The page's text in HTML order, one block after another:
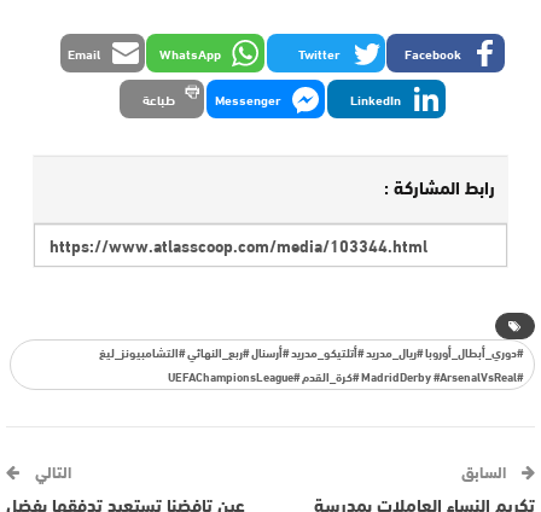
Facebook
Twitter
WhatsApp
Email
LinkedIn
Messenger طباعة
رابط المشاركة :
#دوري_أبطال_أوروبا #ريال_مدريد #أتلتيكو_مدريد #أرسنال #ربع_النهائي #التشامبيونز_ليغ
#MadridDerby #ArsenalVsReal #كرة_القدم #UEFAChampionsLeague
السابق
تكريم النساء العاملات بمدرسة
التالي
عين تافضنا تستعيد تدفقها بفضل